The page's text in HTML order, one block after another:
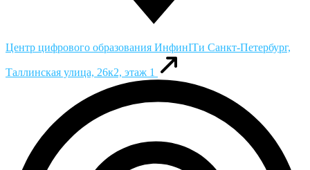
Центр цифрового образования ИнфинITи Санкт-Петербург,
Таллинская улица, 26к2, этаж 1